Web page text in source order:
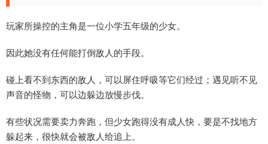
玩家所操控的主角是一位小学五年级的少女。
因此她没有任何能打倒敌人的手段。
碰上看不到东西的敌人，可以屏住呼吸等它们经过；遇见听不见
声音的怪物，可以边躲边放慢步伐。
有些状况需要卖力奔跑，但少女跑得没有成人快，要是不找地方
躲起来，很快就会被敌人给追上。